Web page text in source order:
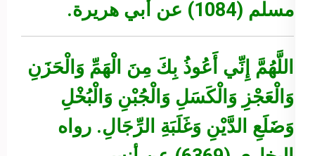
مسلم (1084) عن أبي هريرة.
اللَّهُمَّ إِنِّي أَعُوذُ بِكَ مِنَ الْهَمِّ وَالْحَزَنِ
وَالْعَجْزِ وَالْكَسَلِ وَالْجُبْنِ وَالْبُخْلِ
وَضَلَعِ الدَّيْنِ وَغَلَبَةِ الرِّجَالِ. رواه